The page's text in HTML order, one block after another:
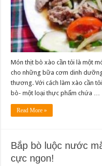
Món thịt bò xào cần tỏi là một
cho những bữa cơm dinh
thương. Với cách làm xào cần
bò- một loại thực phẩm chứa …
Read More »
Bắp bò luộc nước
cực ngon!